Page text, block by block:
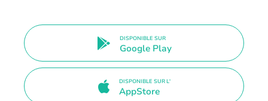
DISPONIBLE SUR
Google Play
DISPONIBLE SUR L'
AppStore